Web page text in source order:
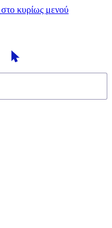
κυρίως μενού